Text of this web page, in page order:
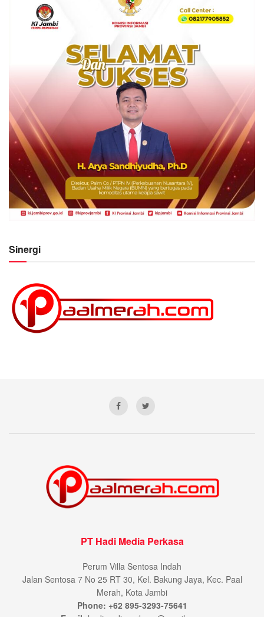
Sinergi
PT Hadi Media Perkasa
Perum Villa Sentosa Indah
Jalan Sentosa 7 No 25 RT 30, Kel. Bakung Jaya, Kec. Paal
Merah, Kota Jambi
Phone: +62 895-3293-75641